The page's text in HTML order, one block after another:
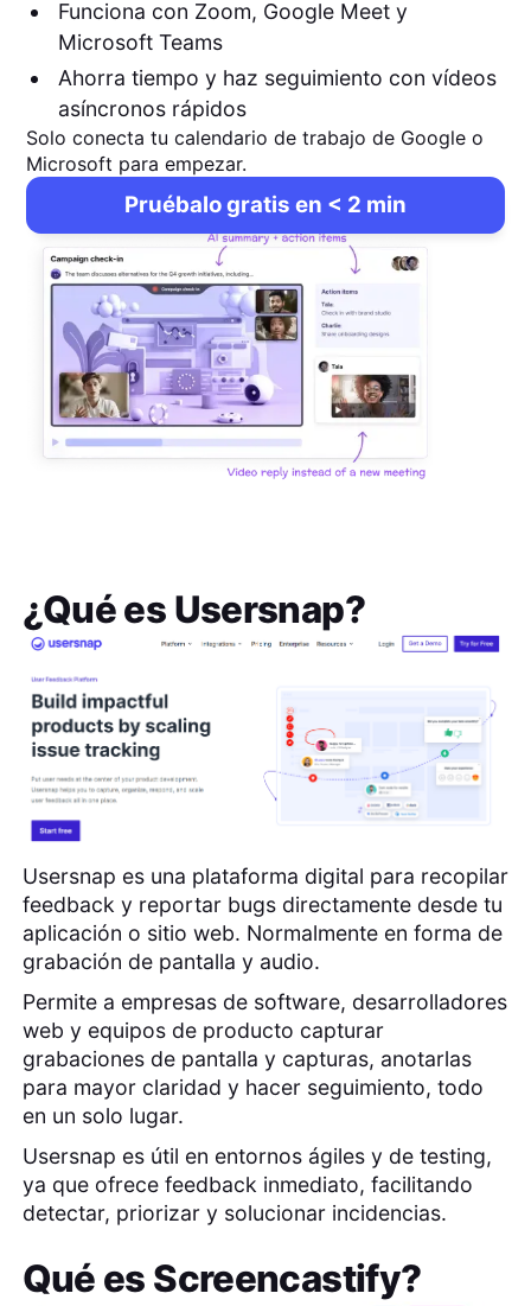
Funciona con Zoom, Google Meet y
Microsoft Teams
Ahorra tiempo y haz seguimiento con vídeos
asíncronos rápidos
Solo conecta tu calendario de trabajo de Google o
Microsoft para empezar.
Pruébalo gratis en < 2 min
¿Qué es Usersnap?
Usersnap es una plataforma digital para recopilar
feedback y reportar bugs directamente desde tu
aplicación o sitio web. Normalmente en forma de
grabación de pantalla y audio.
Permite a empresas de software, desarrolladores
web y equipos de producto capturar
grabaciones de pantalla y capturas, anotarlas
para mayor claridad y hacer seguimiento, todo
en un solo lugar.
Usersnap es útil en entornos ágiles y de testing,
ya que ofrece feedback inmediato, facilitando
detectar, priorizar y solucionar incidencias.
Qué es Screencastify?